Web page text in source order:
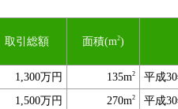
取引総額
面積(m2)
1,300万円 135m2
平成
1,500万円 270m2
平成